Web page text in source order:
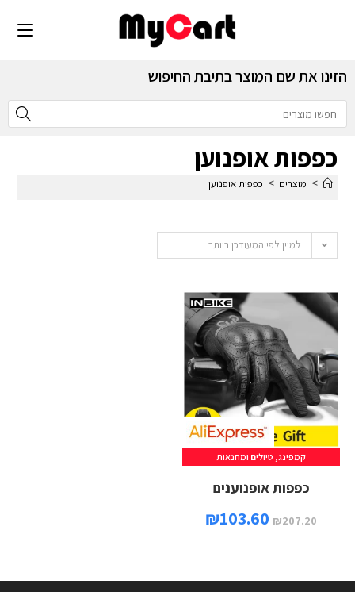
הזינו את שם המוצר בתיבת החיפוש
כפפות אופנוען
> מוצרים > כפפות אופנוען
למיין לפי המעודכן ביותר
קמפינג, טיולים ומחנאות
כפפות אופנוענים
₪207.20
₪103.60